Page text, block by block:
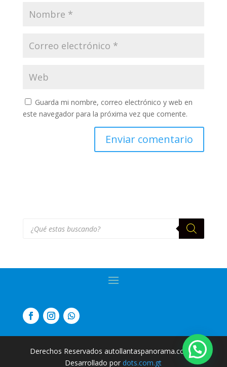
Guarda mi nombre, correo electrónico y web en
este navegador para la próxima vez que comente.
productos
Derechos Reservados autollantaspanorama.com|
Desarrollado pordots.com.gt